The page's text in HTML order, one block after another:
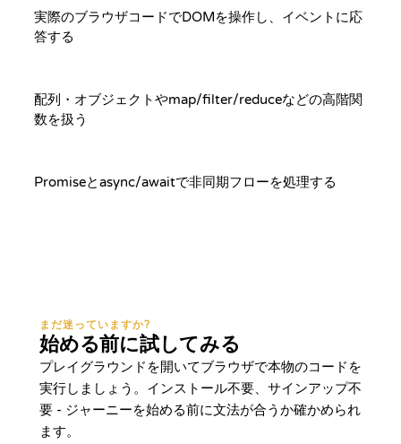
実際のブラウザコードでDOMを操作し、イベントに応
答する
配列・オブジェクトやmap/filter/reduceなどの高階関
数を扱う
Promiseとasync/awaitで非同期フローを処理する
まだ迷っていますか?
始める前に試してみる
プレイグラウンドを開いてブラウザで本物のコードを
実行しましょう。インストール不要、サインアップ不
要 - ジャーニーを始める前に文法が合うか確かめられ
ます。